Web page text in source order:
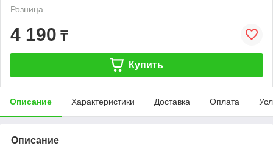
Розница
4 190 ₸
Купить
Описание Характеристики Доставка Оплата
Описание